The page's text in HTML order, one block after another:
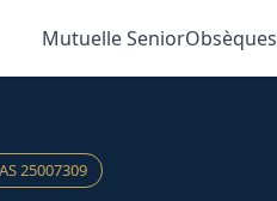
Mutuelle SeniorObsèques
25007309